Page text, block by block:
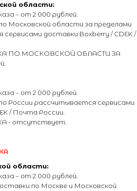
области:
– от 2 000 рублей.
Московской области за пределами
доставки Boxberry / CDEK /
ПО МОСКОВСКОЙ ОБЛАСТИ ЗА
– от 2 000 рублей.
России рассчитывается сервисами
/ Почта России.
- отсутствует.
области:
– от 2 000 рублей.
по Москве и Московской